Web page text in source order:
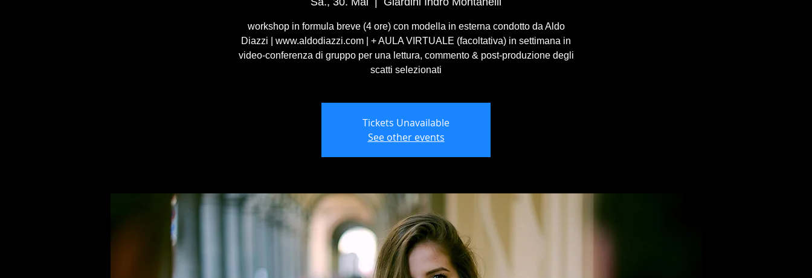
workshop in formula breve (4 ore) con modella in esterna condotto da Aldo
Diazzi | www.aldodiazzi.com | + AULA VIRTUALE (facoltativa) in settimana in
video-conferenza di gruppo per una lettura, commento & post-produzione degli
scatti selezionati
Tickets Unavailable
See other events